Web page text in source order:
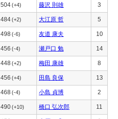
504(+4) 藤沢 則雄 3
484(+2) 大江原 哲 5
498(-6) 友道 康夫 10
456 (-4) 瀬戸口 勉 14
448(+2) 梅田 康雄 8
456 (+4) 田島 良保 13
468(-4) 小島 貞博 2
490(+10) 橋口 弘次郎 11